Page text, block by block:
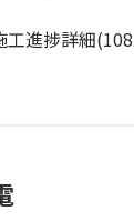
工進捗詳細